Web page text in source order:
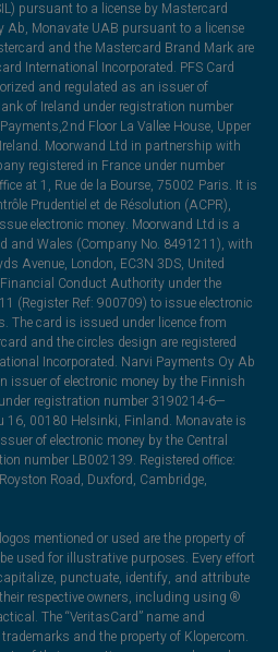
pursuant to a license by Mastercard
Ab, Monavate UAB pursuant to a license
and the Mastercard Brand Mark are
International Incorporated. PFS Card
and regulated as an issuer of
of Ireland under registration number
Floor La Vallee House, Upper
Moorwand Ltd in partnership with
registered in France under number
at 1, Rue de la Bourse, 75002 Paris. It is
Prudentiel et de Résolution (ACPR),
electronic money. Moorwand Ltd is a
and Wales (Company No. 8491211), with
Avenue, London, EC3N 3DS, United
Conduct Authority under the
(Register Ref: 900709) to issue electronic
The card is issued under licence from
and the circles design are registered
Incorporated. Narvi Payments Oy Ab
issuer of electronic money by the Finnish
registration number 3190214-6—
16, 00180 Helsinki, Finland. Monavate is
of electronic money by the Central
number LB002139. Registered office:
Road, Duxford, Cambridge,
mentioned or used are the property of
used for illustrative purposes. Every effort
punctuate, identify, and attribute
respective owners, including using ®
The “VeritasCard” name and
and the property of Klopercom.